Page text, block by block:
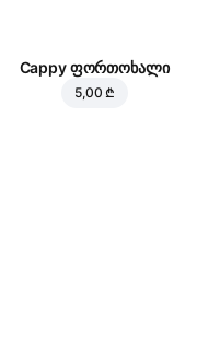
Cappy ფორთოხალი
5,00 ₾